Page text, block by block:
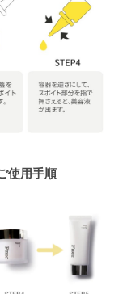
使用手順